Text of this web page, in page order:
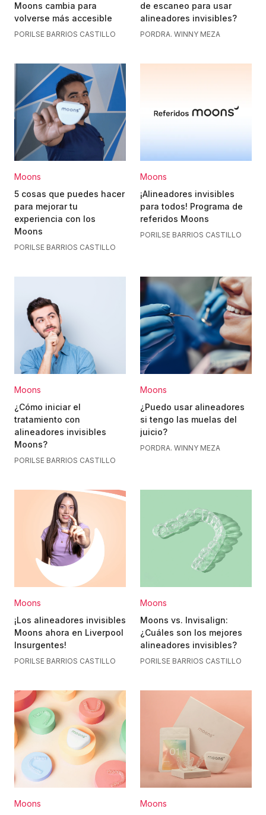
Moons cambia para
volverse más accesible
PORILSE BARRIOS CASTILLO
de escaneo para usar
alineadores invisibles?
PORDRA. WINNY MEZA
Moons
5 cosas que puedes hacer
para mejorar tu
experiencia con los
Moons
PORILSE BARRIOS CASTILLO
Moons
¡Alineadores invisibles
para todos! Programa de
referidos Moons
PORILSE BARRIOS CASTILLO
Moons
¿Cómo iniciar el
tratamiento con
alineadores invisibles
Moons?
PORILSE BARRIOS CASTILLO
Moons
¿Puedo usar alineadores
si tengo las muelas del
juicio?
PORDRA. WINNY MEZA
Moons
¡Los alineadores invisibles
Moons ahora en Liverpool
Insurgentes!
PORILSE BARRIOS CASTILLO
Moons
Moons vs. Invisalign:
¿Cuáles son los mejores
alineadores invisibles?
PORILSE BARRIOS CASTILLO
Moons
Moons